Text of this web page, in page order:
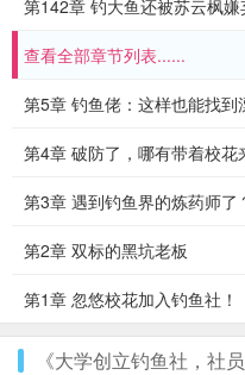
第142章 钓大鱼还被苏云枫嫌
查看全部章节列表......
第5章 钓鱼佬：这样也能找到
第4章 破防了，哪有带着校花
第3章 遇到钓鱼界的炼药师了
第2章 双标的黑坑老板
第1章 忽悠校花加入钓鱼社！
《大学创立钓鱼社，社